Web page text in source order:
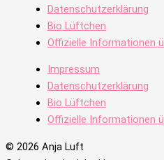
Datenschutzerklärung
Bio Lüftchen
Offizielle Informationen
Impressum
Datenschutzerklärung
Bio Lüftchen
Offizielle Informationen
© 2026 Anja Luft